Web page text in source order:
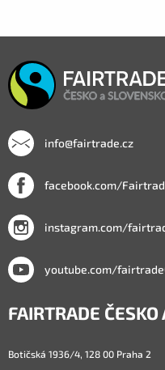
info@fairtrade.cz
facebook.com/
instagram.com/
youtube.com/
FAIRTRADE ČESKO
Botičská 1936/4, 128 00 Praha 2